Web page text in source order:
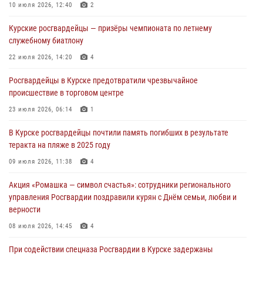
сбыта крупной партии наркотиков
04 августа 2026, 12:52
85 владельцев оружия
04 августа 2026, 07:00
297 выездов по сигналу «тревога»
03 августа 2026, 09:46
10 июля 2026, 12:40 2
Курские росгвардейцы — призёры чемпионата по летнему
служебному биатлону
22 июля 2026, 14:20 4
Росгвардейцы в Курске предотвратили чрезвычайное
происшествие в торговом центре
23 июля 2026, 06:14 1
В Курске росгвардейцы почтили память погибших в результате
теракта на пляже в 2025 году
09 июля 2026, 11:38 4
Акция «Ромашка — символ счастья»: сотрудники регионального
управления Росгвардии поздравили курян с Днём семьи, любви и
верности
08 июля 2026, 14:45 4
При содействии спецназа Росгвардии в Курске задержаны